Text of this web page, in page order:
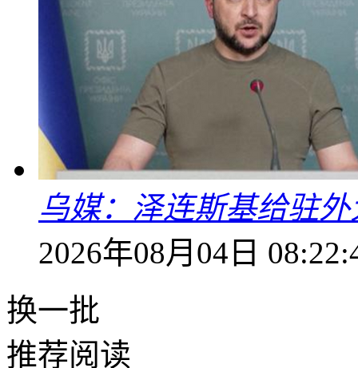
乌媒：泽连斯基给驻
2026年08月04日
换一批
推荐阅读